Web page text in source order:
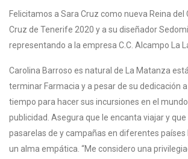
Felicitamos a Sara Cruz como nueva Reina del
Cruz de Tenerife 2020 y a su diseñador
representando a la empresa C.C. Alcampo La
Carolina Barroso es natural de La Matanza
terminar Farmacia y a pesar de su dedicación
tiempo para hacer sus incursiones en el
publicidad. Asegura que le encanta viajar y
pasarelas de y campañas en diferentes
un alma empática. “Me considero una